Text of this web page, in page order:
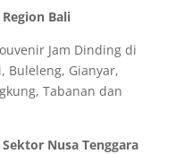
Bali
Jam Dinding di
Buleleng, Gianyar,
Tabanan dan
Nusa Tenggara